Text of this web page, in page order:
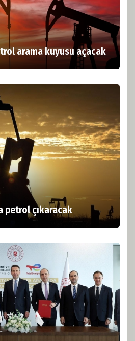
arama kuyusu açacak
petrol çıkaracak